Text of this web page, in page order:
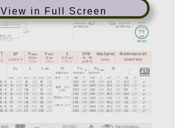
View in Full Screen